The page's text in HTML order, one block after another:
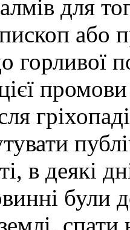
для
або
горливої
в деякі
були
спати